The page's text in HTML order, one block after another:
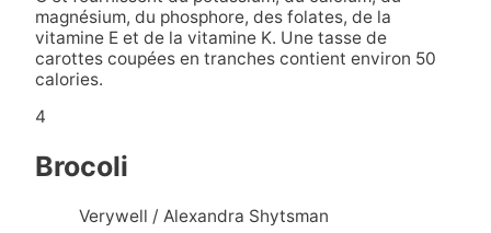
magnésium, du phosphore, des folates, de la
vitamine E et de la vitamine K. Une tasse de
carottes coupées en tranches contient environ 50
calories.
4
Brocoli
Verywell / Alexandra Shytsman